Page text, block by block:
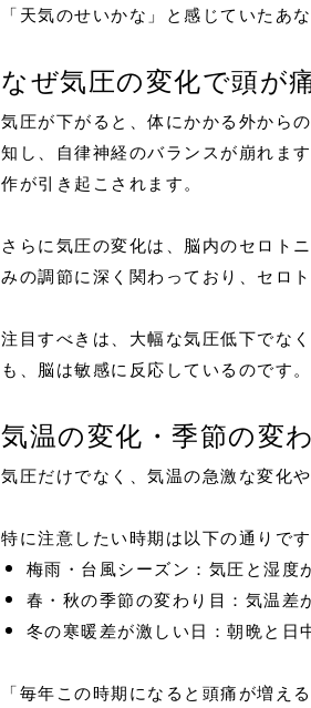
「天気のせいかな」と感じていたあ
なぜ気圧の変化で頭が
気圧が下がると、体にかかる外から
知し、自律神経のバランスが崩れま
作が引き起こされます。
さらに気圧の変化は、脳内のセロト
みの調節に深く関わっており、セロ
注目すべきは、大幅な気圧低下でな
も、脳は敏感に反応しているのです。
気温の変化・季節の変
気圧だけでなく、気温の急激な変化
特に注意したい時期は以下の通りです
梅雨・台風シーズン：気圧と湿度
春・秋の季節の変わり目：気温差
冬の寒暖差が激しい日：朝晩と日
「毎年この時期になると頭痛が増え